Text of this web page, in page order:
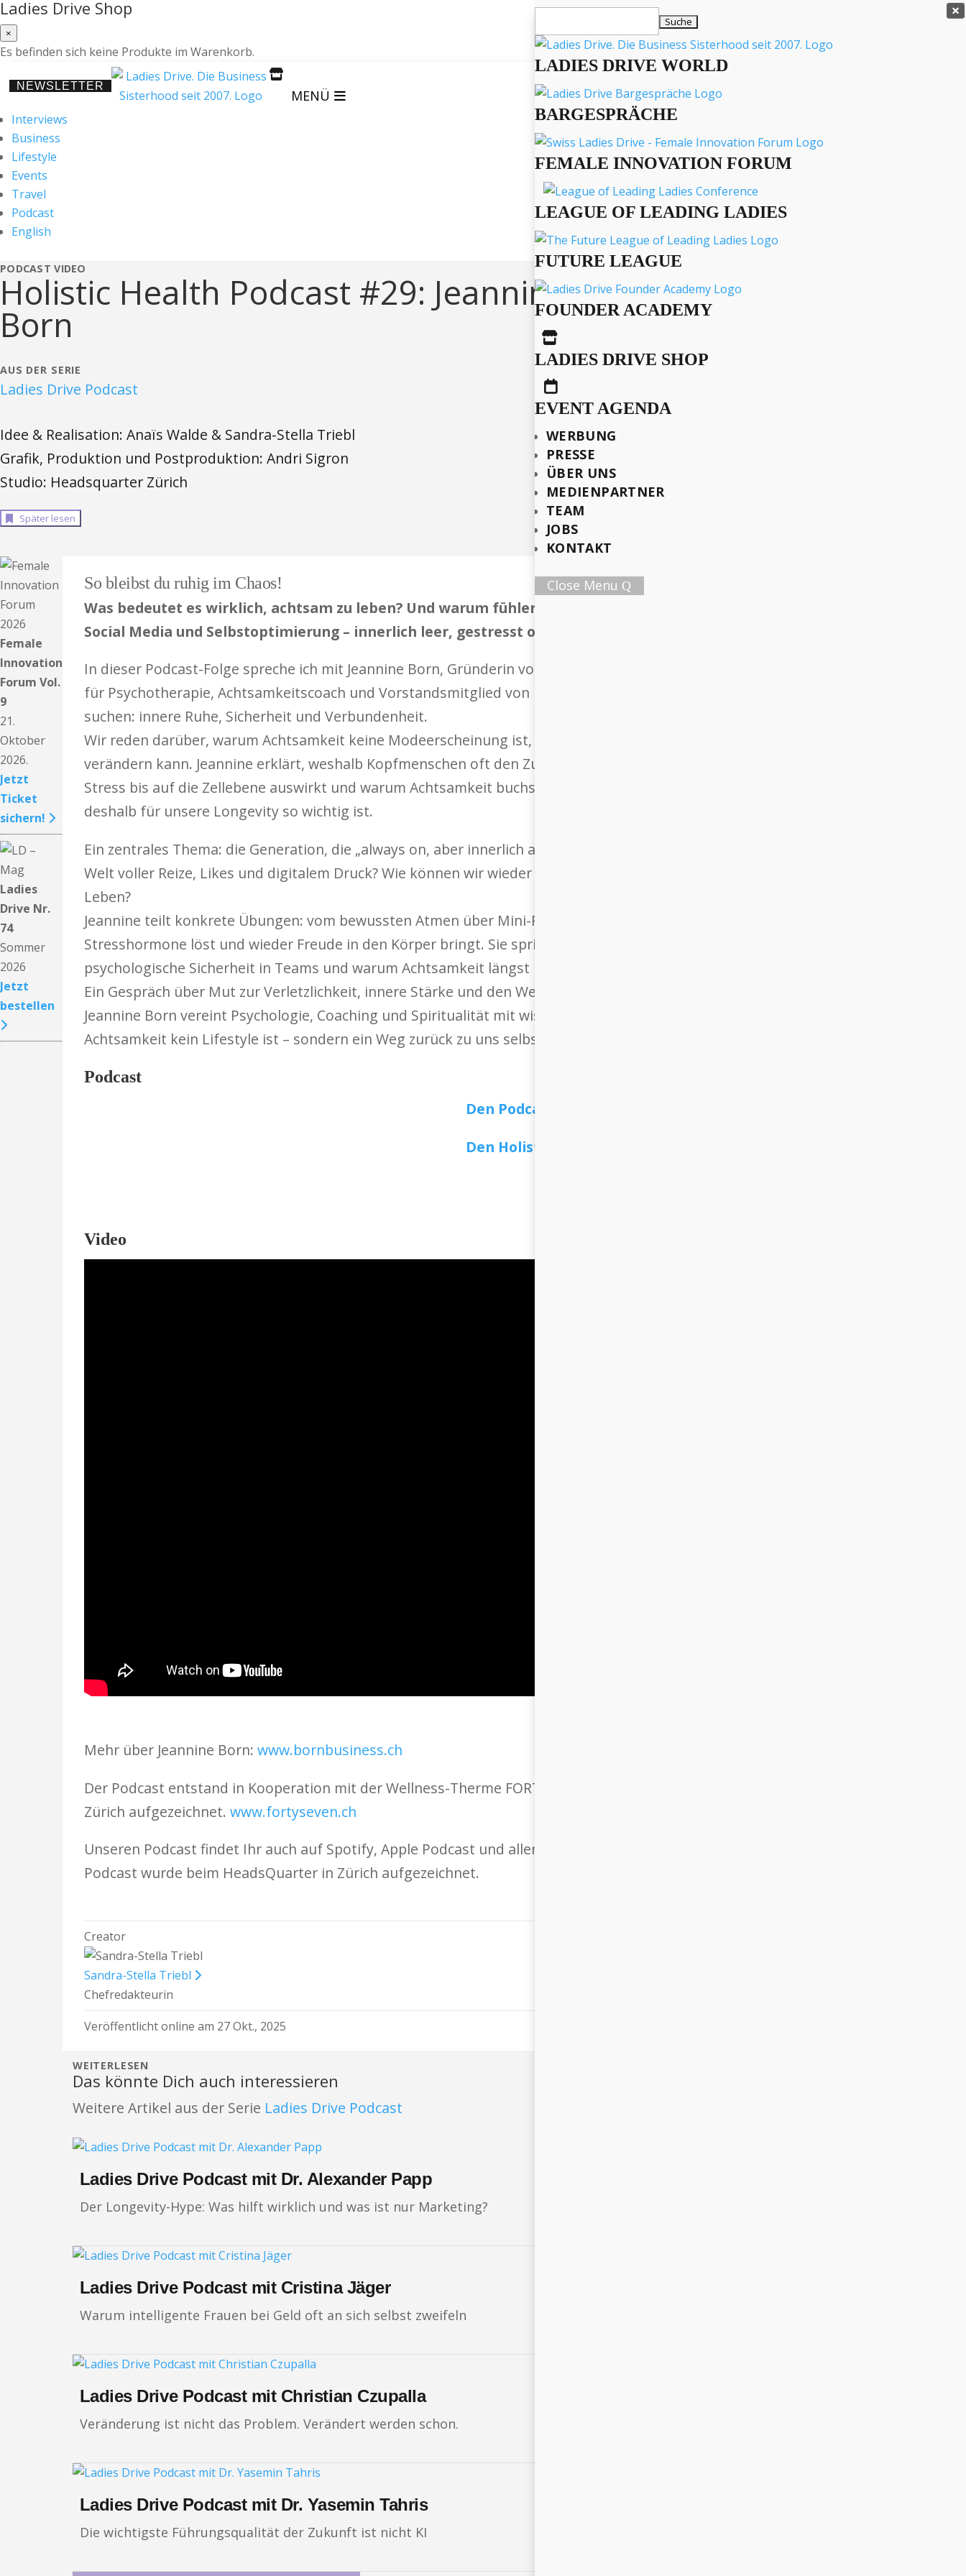
Ladies Drive Shop
×
Es befinden sich keine Produkte im Warenkorb.
NEWSLETTER

MENÜ
Interviews
Business
Lifestyle
Events
Travel
Podcast
English

nach:
LADIES DRIVE WORLD
BARGESPRÄCHE
FEMALE INNOVATION FORUM
LEAGUE OF LEADING LADIES
FUTURE LEAGUE
FOUNDER ACADEMY

LADIES DRIVE SHOP

EVENT AGENDA
WERBUNG
PRESSE
ÜBER UNS
MEDIENPARTNER
TEAM
JOBS
KONTAKT
Close Menu
PODCAST VIDEO
Holistic Health Podcast #29: Jeannine
Born
AUS DER SERIE
Ladies Drive Podcast
Idee & Realisation: Anaïs Walde & Sandra-Stella Triebl
Grafik, Produktion und Postproduktion: Andri Sigron
Studio: Headsquarter Zürich
Später lesen
Female
Innovation
Forum Vol.
9
21.
Oktober
2026.
Jetzt
Ticket
sichern!
Ladies
Drive Nr.
74
Sommer
2026
Jetzt
bestellen
So bleibst du ruhig im Chaos!
Was bedeutet es wirklich, achtsam zu leben? Und warum fühlen sich so viele Menschen – trotz Wellness,
Social Media und Selbstoptimierung – innerlich leer, gestresst oder orientierungslos?
In dieser Podcast-Folge spreche ich mit Jeannine Born, Gründerin von Born Business, angehender Fachpsychologin
für Psychotherapie, Achtsamkeitscoach und Vorstandsmitglied von Mindfulness Swiss, über das, was wir alle
suchen: innere Ruhe, Sicherheit und Verbundenheit.
Wir reden darüber, warum Achtsamkeit keine Modeerscheinung ist, sondern eine Haltung, die unser ganzes Leben
verändern kann. Jeannine erklärt, weshalb Kopfmenschen oft den Zugang zu ihren Gefühlen verlieren, wie sich
Stress bis auf die Zellebene auswirkt und warum Achtsamkeit buchstäblich unsere Mitochondrien stärkt und
deshalb für unsere Longevity so wichtig ist.
Ein zentrales Thema: die Generation, die „always on, aber innerlich ausgebrannt“ ist. Wie finden wir Halt in einer
Welt voller Reize, Likes und digitalem Druck? Wie können wir wieder spüren – uns selbst, andere Menschen, das
Leben?
Jeannine teilt konkrete Übungen: vom bewussten Atmen über Mini-Pausen im Alltag bis hin zur Schüttelübung, die
Stresshormone löst und wieder Freude in den Körper bringt. Sie spricht über emotionale Intelligenz,
psychologische Sicherheit in Teams und warum Achtsamkeit längst Einzug in die Arbeitswelt gefunden hat.
Ein Gespräch über Mut zur Verletzlichkeit, innere Stärke und den Weg zu echter Gelassenheit.
Jeannine Born vereint Psychologie, Coaching und Spiritualität mit wissenschaftlicher Fundierung. Sie lehrt, dass
Achtsamkeit kein Lifestyle ist – sondern ein Weg zurück zu uns selbst.
Podcast
Den Podcast auf Spotify anhören
Den Holistic Health Podcast auf Spotify abonnieren
Video
Mehr über Jeannine Born: www.bornbusiness.ch
Der Podcast entstand in Kooperation mit der Wellness-Therme FORTYSEVEN in Baden und wurde im HeadsQuarter
Zürich aufgezeichnet. www.fortyseven.ch
Unseren Podcast findet Ihr auch auf Spotify, Apple Podcast und allen gängigen Podcast-Plattformen. Dieser
Podcast wurde beim HeadsQuarter in Zürich aufgezeichnet.
Creator
Sandra-Stella Triebl
Chefredakteurin
Veröffentlicht online am 27 Okt., 2025
WEITERLESEN
Das könnte Dich auch interessieren
Weitere Artikel aus der Serie Ladies Drive Podcast
Ladies Drive Podcast mit Dr. Alexander Papp
Der Longevity-Hype: Was hilft wirklich und was ist nur Marketing?
Ladies Drive Podcast mit Cristina Jäger
Warum intelligente Frauen bei Geld oft an sich selbst zweifeln
Ladies Drive Podcast mit Christian Czupalla
Veränderung ist nicht das Problem. Verändert werden schon.
Ladies Drive Podcast mit Dr. Yasemin Tahris
Die wichtigste Führungsqualität der Zukunft ist nicht KI